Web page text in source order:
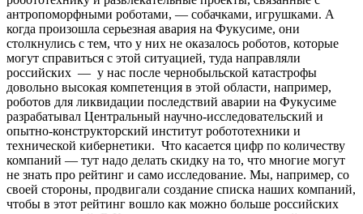
антропоморфными роботами, — собачками, игрушками. А
когда произошла серьезная авария на Фукусиме, они
столкнулись с тем, что у них не оказалось роботов, которые
могут справиться с этой ситуацией, туда направляли
российских — у нас после чернобыльской катастрофы
довольно высокая компетенция в этой области, например,
роботов для ликвидации последствий аварии на Фукусиме
разрабатывал Центральный научно-исследовательский и
опытно-конструкторский институт робототехники и
технической кибернетики. Что касается цифр по количеству
компаний — тут надо делать скидку на то, что многие могут
не знать про рейтинг и само исследование. Мы, например, со
своей стороны, продвигали создание списка наших компаний,
чтобы в этот рейтинг вошло как можно больше российских